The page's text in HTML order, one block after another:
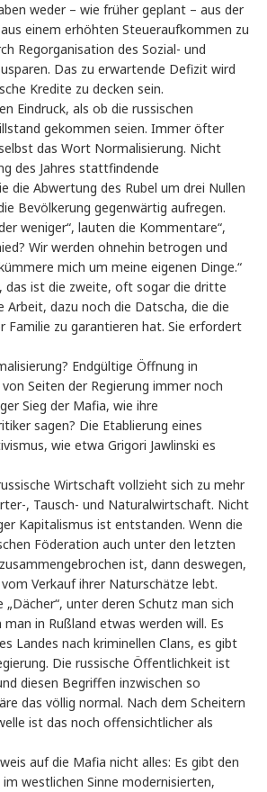
weder – wie früher geplant – aus der
einem erhöhten Steueraufkommen zu
Regorganisation des Sozial- und
Das zu erwartende Defizit wird
Kredite zu decken sein.
Eindruck, als ob die russischen
gekommen seien. Immer öfter
das Wort Normalisierung. Nicht
des Jahres stattfindende
die Abwertung des Rubel um drei Nullen
Bevölkerung gegenwärtig aufregen.
weniger“, lauten die Kommentare“,
Wir werden ohnehin betrogen und
mich um meine eigenen Dinge.“
das ist die zweite, oft sogar die dritte
Arbeit, dazu noch die Datscha, die die
Familie zu garantieren hat. Sie erfordert
Endgültige Öffnung in
Seiten der Regierung immer noch
Sieg der Mafia, wie ihre
sagen? Die Etablierung eines
wie etwa Grigori Jawlinski es
Wirtschaft vollzieht sich zu mehr
, Tausch- und Naturalwirtschaft. Nicht
Kapitalismus ist entstanden. Wenn die
Föderation auch unter den letzten
ist, dann deswegen,
Verkauf ihrer Naturschätze lebt.
„Dächer“, unter deren Schutz man sich
in Rußland etwas werden will. Es
Landes nach kriminellen Clans, es gibt
Die russische Öffentlichkeit ist
diesen Begriffen inzwischen so
das völlig normal. Nach dem Scheitern
ist das noch offensichtlicher als
auf die Mafia nicht alles: Es gibt den
westlichen Sinne modernisierten,